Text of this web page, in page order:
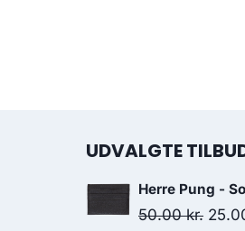
UDVALGTE
Herre Pung -
50.00kr.